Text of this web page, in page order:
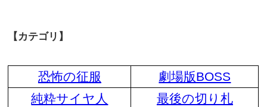
【カテゴリ】
恐怖の征服
劇場版BOSS
純粋サイヤ人
最後の切り札